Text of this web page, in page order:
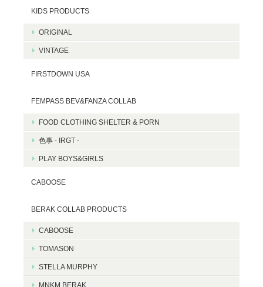
KIDS PRODUCTS
ORIGINAL
VINTAGE
FIRSTDOWN USA
FEMPASS BEV&FANZA COLLAB
FOOD CLOTHING SHELTER & PORN
色事 - IRGT -
PLAY BOYS&GIRLS
CABOOSE
BERAK COLLAB PRODUCTS
CABOOSE
TOMASON
STELLA MURPHY
MNKM BERAK